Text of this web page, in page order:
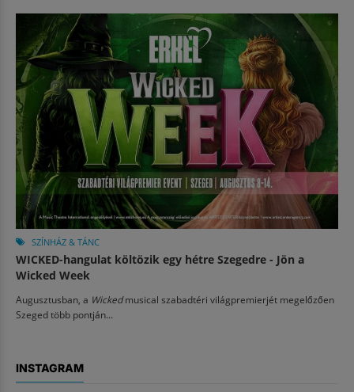
SZÍNHÁZ & TÁNC
WICKED-hangulat költözik egy hétre Szegedre - Jön a
Wicked Week
Augusztusban, a Wickedmusical szabadtéri világpremierjét megelőzően
Szeged több pontján...
INSTAGRAM